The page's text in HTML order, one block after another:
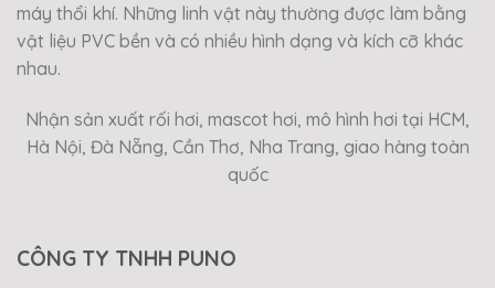
máy thổi khí. Những linh vật này thường được làm bằng
vật liệu PVC bền và có nhiều hình dạng và kích cỡ khác
nhau.
Nhận sản xuất rối hơi, mascot hơi, mô hình hơi tại HCM,
Hà Nội, Đà Nẵng, Cần Thơ, Nha Trang, giao hàng toàn
quốc
CÔNG TY TNHH PUNO